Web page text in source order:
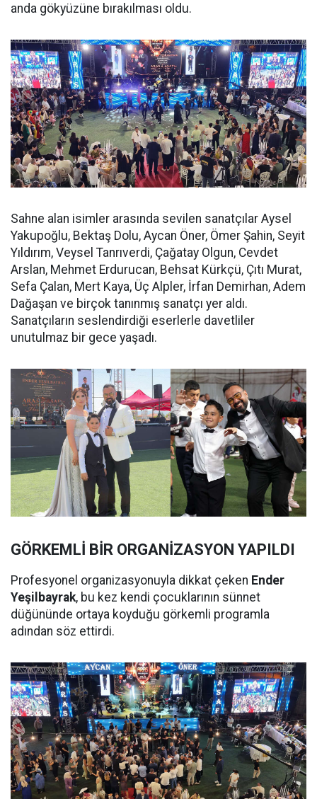
anda gökyüzüne bırakılması oldu.
Sahne alan isimler arasında sevilen sanatçılar Aysel
Yakupoğlu, Bektaş Dolu, Aycan Öner, Ömer Şahin, Seyit
Yıldırım, Veysel Tanrıverdi, Çağatay Olgun, Cevdet
Arslan, Mehmet Erdurucan, Behsat Kürkçü, Çıtı Murat,
Sefa Çalan, Mert Kaya, Üç Alpler, İrfan Demirhan, Adem
Dağaşan ve birçok tanınmış sanatçı yer aldı.
Sanatçıların seslendirdiği eserlerle davetliler
unutulmaz bir gece yaşadı.
GÖRKEMLİ BİR ORGANİZASYON YAPILDI
Profesyonel organizasyonuyla dikkat çeken Ender
Yeşilbayrak, bu kez kendi çocuklarının sünnet
düğününde ortaya koyduğu görkemli programla
adından söz ettirdi.